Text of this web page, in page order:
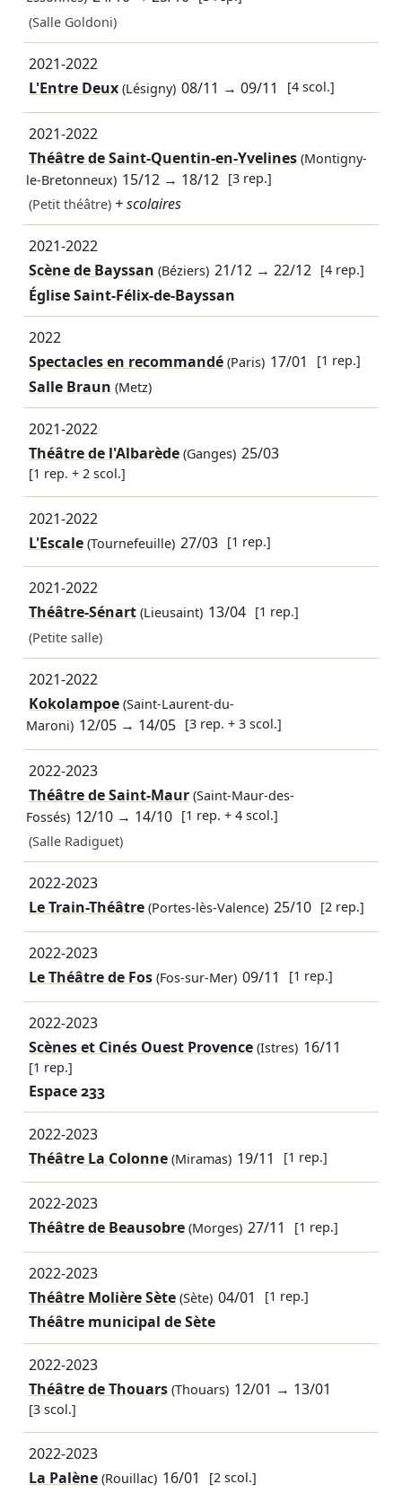
(Salle Goldoni)
2021-2022
L'Entre Deux(Lésigny) 08/11 →09/11 [4 scol.]
2021-2022
Théâtre de Saint-Quentin-en-Yvelines(Montigny-
le-Bretonneux) 15/12 → 18/12 [3 rep.]
(Petit théâtre) + scolaires
2021-2022
Scène de Bayssan (Béziers) 21/12 →22/12 [4 rep.]
Église Saint-Félix-de-Bayssan
2022
Spectacles en recommandé(Paris) 17/01 [1 rep.]
Salle Braun (Metz)
2021-2022
Théâtre de l'Albarède(Ganges) 25/03
[1 rep. + 2 scol.]
2021-2022
L'Escale(Tournefeuille) 27/03 [1 rep.]
2021-2022
Théâtre-Sénart(Lieusaint) 13/04 [1 rep.]
(Petite salle)
2021-2022
Kokolampoe(Saint-Laurent-du-
Maroni) 12/05 → 14/05 [3 rep. + 3 scol.]
2022-2023
Théâtre de Saint-Maur(Saint-Maur-des-
Fossés) 12/10 → 14/10 [1 rep. + 4 scol.]
(Salle Radiguet)
2022-2023
Le Train-Théâtre(Portes-lès-Valence) 25/10 [2 rep.]
2022-2023
Le Théâtre de Fos(Fos-sur-Mer) 09/11 [1 rep.]
2022-2023
Scènes et Cinés Ouest Provence(Istres) 16/11
[1 rep.]
Espace 233
2022-2023
Théâtre La Colonne(Miramas) 19/11 [1 rep.]
2022-2023
Théâtre de Beausobre(Morges) 27/11 [1 rep.]
2022-2023
Théâtre Molière Sète(Sète) 04/01 [1 rep.]
Théâtre municipal de Sète
2022-2023
Théâtre de Thouars(Thouars) 12/01 → 13/01
[3 scol.]
2022-2023
La Palène(Rouillac) 16/01
[2 scol.]